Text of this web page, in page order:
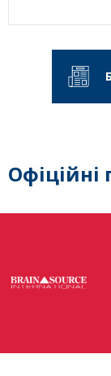
Офіційні